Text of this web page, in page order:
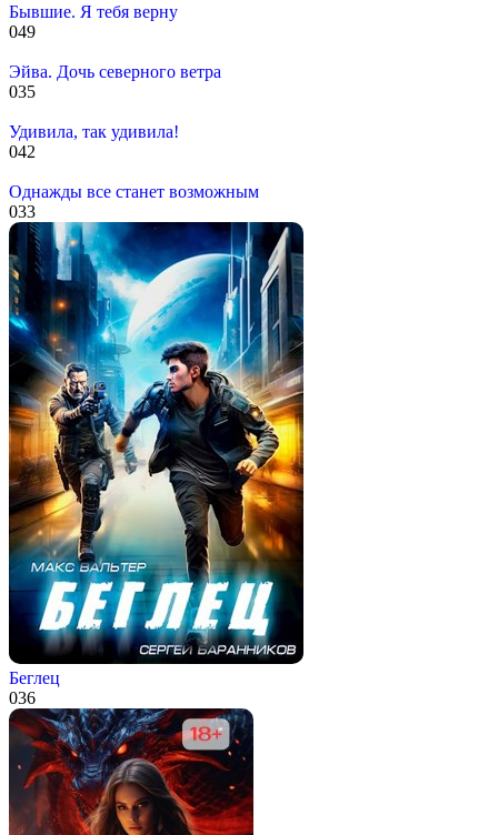
Бывшие. Я тебя верну
049
Эйва. Дочь северного ветра
035
Удивила, так удивила!
042
Однажды все станет возможным
033
Беглец
036